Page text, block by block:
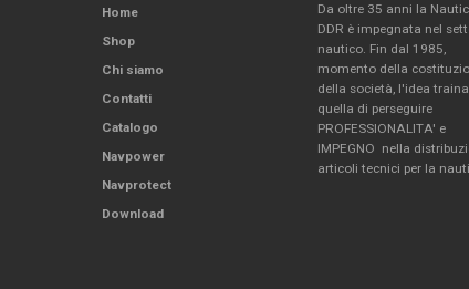
Home
Shop
Chi siamo
Contatti
Catalogo
Navpower
Navprotect
Download
Da oltre 35 anni la
DDR è impegnata nel
nautico. Fin dal 1985,
momento della
della società, l'idea
quella di perseguire
PROFESSIONALITA' e
IMPEGNO nella
articoli tecnici per la